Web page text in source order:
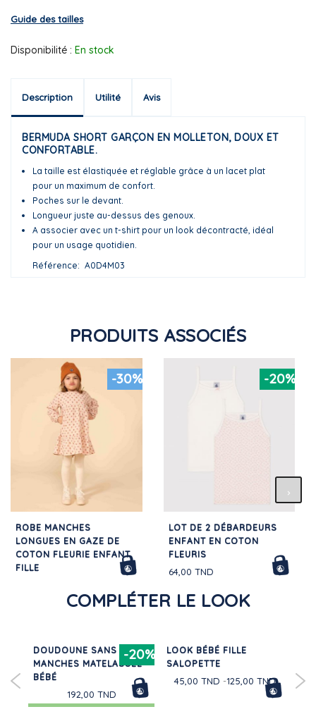
Guide des tailles
Disponibilité : En stock
Description Utilité Avis
BERMUDA SHORT GARÇON EN MOLLETON, DOUX ET
CONFORTABLE.
La taille est élastiquée et réglable grâce à un lacet plat
pour un maximum de confort.
Poches sur le devant.
Longueur juste au-dessus des genoux.
A associer avec un t-shirt pour un look décontracté, idéal
pour un usage quotidien.
Référence
A0D4M03
PRODUITS ASSOCIÉS
-30%
ROBE MANCHES
LONGUES EN GAZE DE
COTON FLEURIE ENFANT
FILLE
-20%
LOT DE 2 DÉBARDEURS
ENFANT EN COTON
FLEURIS
64,00 TND
COMPLÉTER LE LOOK
-20%
DOUDOUNE SANS
MANCHES MATELASSÉE
BÉBÉ
192,00 TND
LOOK BÉBÉ FILLE
SALOPETTE
45,00 TND 125,00 TND